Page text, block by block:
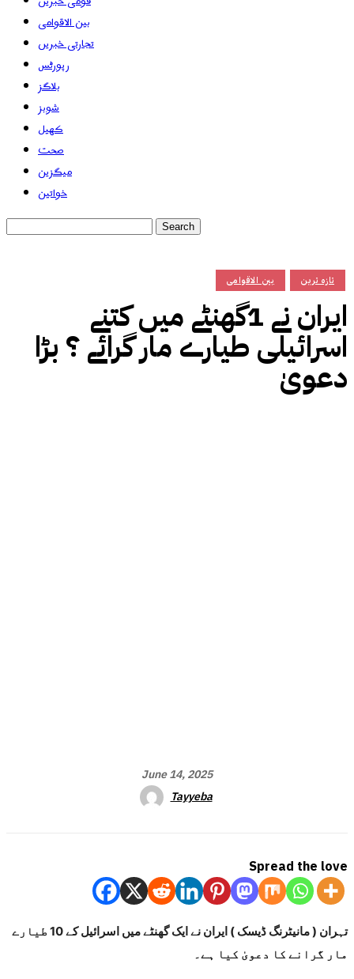
بین الاقوامی
تجارتی خبریں
رپورٹس
بلاگز
شوبز
کھیل
صحت
میگزین
خواتین
بین الاقوامی تازہ ترین
ایران نے 1گھنٹے میں کتنے
اسرائیلی طیارے مار گرائے ؟ بڑا
دعویٰ
June 14, 2025
Tayyeba
Spread the love
تہران ( مانیٹرنگ ڈیسک ) ایران نے ایک گھنٹے میں اسرائیل کے 10 طیارے
مار گرانے کا دعویٰ کیا ہے۔